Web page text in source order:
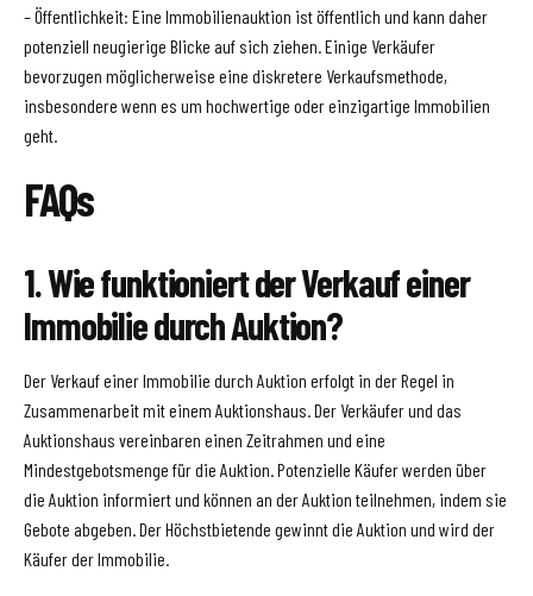
– Öffentlichkeit: Eine Immobilienauktion ist öffentlich und kann daher
potenziell neugierige Blicke auf sich ziehen. Einige Verkäufer
bevorzugen möglicherweise eine diskretere Verkaufsmethode,
insbesondere wenn es um hochwertige oder einzigartige Immobilien
geht.
FAQs
1. Wie funktioniert der Verkauf einer
Immobilie durch Auktion?
Der Verkauf einer Immobilie durch Auktion erfolgt in der Regel in
Zusammenarbeit mit einem Auktionshaus. Der Verkäufer und das
Auktionshaus vereinbaren einen Zeitrahmen und eine
Mindestgebotsmenge für die Auktion. Potenzielle Käufer werden über
die Auktion informiert und können an der Auktion teilnehmen, indem sie
Gebote abgeben. Der Höchstbietende gewinnt die Auktion und wird der
Käufer der Immobilie.